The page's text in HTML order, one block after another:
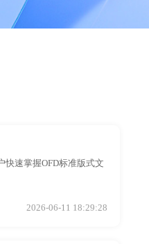
快速掌握OFD标准版式文
2026-06-11 18:29:28